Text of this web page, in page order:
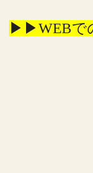
▶▶WEBで